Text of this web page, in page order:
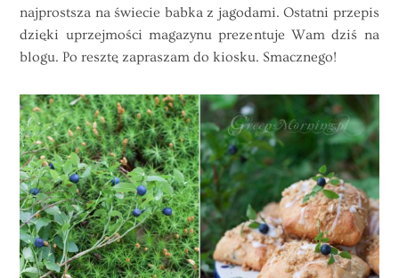
najprostsza na świecie babka z jagodami. Ostatni przepis
dzięki uprzejmości magazynu prezentuje Wam dziś na
blogu. Po resztę zapraszam do kiosku. Smacznego!